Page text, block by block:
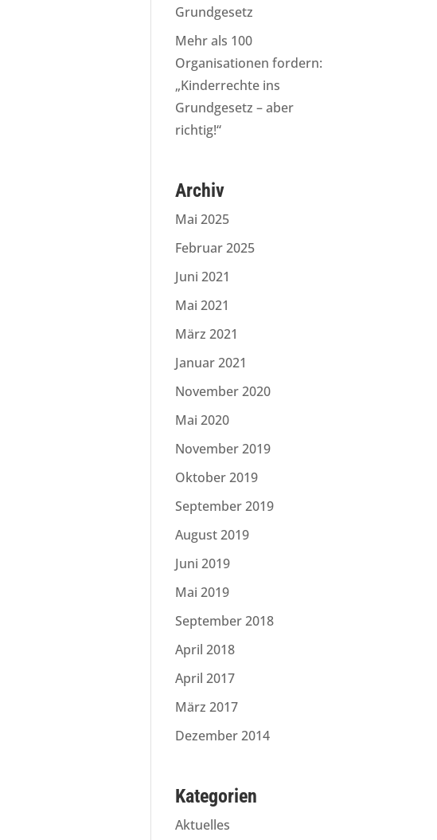
Grundgesetz
Mehr als 100
Organisationen fordern:
„Kinderrechte ins
Grundgesetz – aber
richtig!“
Archiv
Mai 2025
Februar 2025
Juni 2021
Mai 2021
März 2021
Januar 2021
November 2020
Mai 2020
November 2019
Oktober 2019
September 2019
August 2019
Juni 2019
Mai 2019
September 2018
April 2018
April 2017
März 2017
Dezember 2014
Kategorien
Aktuelles